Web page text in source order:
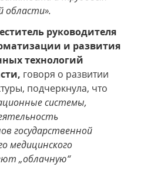
области».
руководителя
и развития
технологий
говоря о развитии
подчеркнула, что
системы,
государственной
медицинского
„облачную“